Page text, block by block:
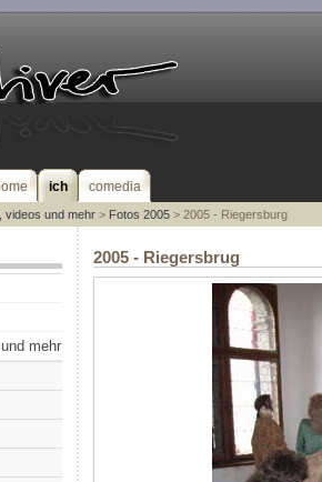
ich comedia
videos und mehr> Fotos 2005> 2005 - Riegersburg
mehr
2005 - Riegersbrug